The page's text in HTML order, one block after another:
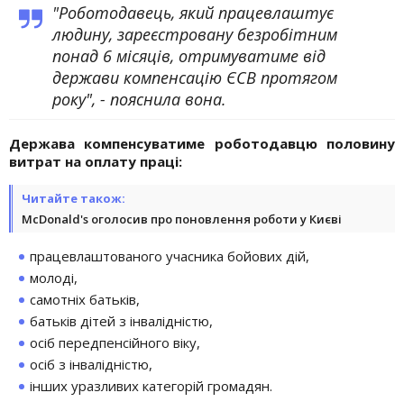
"Роботодавець, який працевлаштує
людину, зареєстровану безробітним
понад 6 місяців, отримуватиме від
держави компенсацію ЄСВ протягом
року", - пояснила вона.
Держава компенсуватиме роботодавцю половину
витрат на оплату праці:
Читайте також:
McDonald's оголосив про поновлення роботи у Києві
працевлаштованого учасника бойових дій,
молоді,
самотніх батьків,
батьків дітей з інвалідністю,
осіб передпенсійного віку,
осіб з інвалідністю,
інших уразливих категорій громадян.